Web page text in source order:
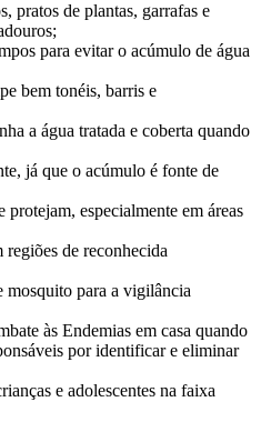
pratos de plantas, garrafas e
para evitar o acúmulo de água
bem tonéis, barris e
a água tratada e coberta quando
já que o acúmulo é fonte de
protejam, especialmente em áreas
regiões de reconhecida
mosquito para a vigilância
às Endemias em casa quando
por identificar e eliminar
e adolescentes na faixa